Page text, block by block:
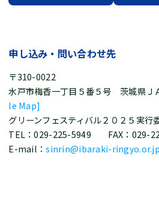
申し込み・問い合わせ先
〒310-0022
水戸市梅香一丁目５番５号 茨城県Ｊ
le Map]
グリーンフェスティバル２０２５実行
TEL：029-225-5949 FAX：029-
E-mail：sinrin@ibaraki-ringyo.or.jp